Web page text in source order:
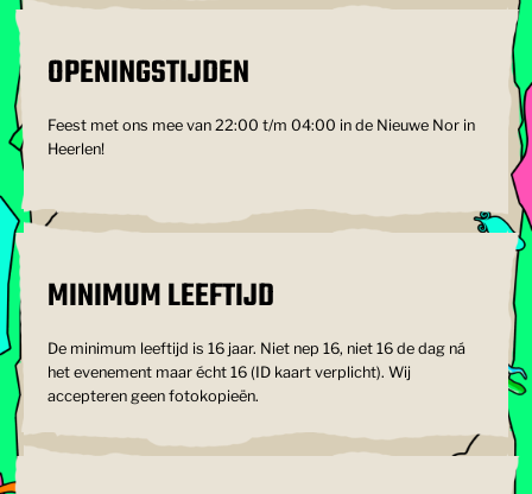
OPENINGSTIJDEN
Feest met ons mee van 22:00 t/m 04:00 in de Nieuwe Nor in
Heerlen!
MINIMUM LEEFTIJD
De minimum leeftijd is 16 jaar. Niet nep 16, niet 16 de dag ná
het evenement maar écht 16 (ID kaart verplicht). Wij
accepteren geen fotokopieën.